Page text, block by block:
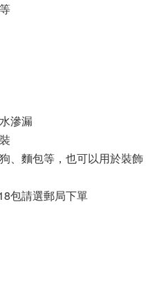
滲漏
、麵包等，也可以用於裝飾
包請選郵局下單